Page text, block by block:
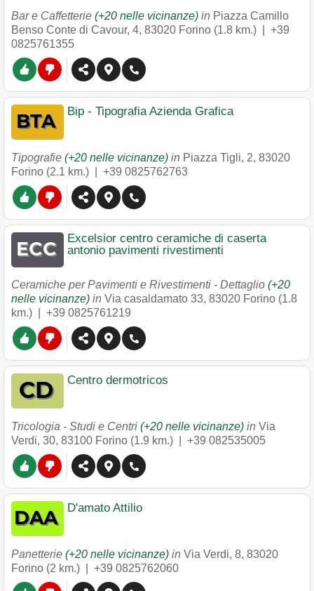
Bar e Caffetterie (+20 nelle vicinanze) in Piazza Camillo
Benso Conte di Cavour, 4, 83020 Forino (1.8 km.) | +39
0825761355
Bip - Tipografia Azienda Grafica
Tipografie (+20 nelle vicinanze) in Piazza Tigli, 2, 83020
Forino (2.1 km.) | +39 0825762763
Excelsior centro ceramiche di caserta
antonio pavimenti rivestimenti
Ceramiche per Pavimenti e Rivestimenti - Dettaglio (+20
nelle vicinanze) in Via casaldamato 33, 83020 Forino (1.8
km.) | +39 0825761219
Centro dermotricos
Tricologia - Studi e Centri (+20 nelle vicinanze) in Via
Verdi, 30, 83100 Forino (1.9 km.) | +39 082535005
D'amato Attilio
Panetterie (+20 nelle vicinanze) in Via Verdi, 8, 83020
Forino (2 km.) | +39 0825762060